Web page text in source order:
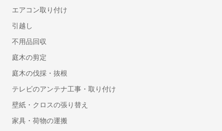
ニューボーンフォトの出張撮影
マタニティフォトの出張撮影
七五三写真の出張撮影
婚活写真・お見合い写真撮影
動画撮影
セミナー・講演会・イベント動画撮影
鍵・防犯対策
エアコン取り付け
引越し
不用品回収
庭木の剪定
庭木の伐採・抜根
テレビのアンテナ工事・取り付け
壁紙・クロスの張り替え
家具・荷物の運搬